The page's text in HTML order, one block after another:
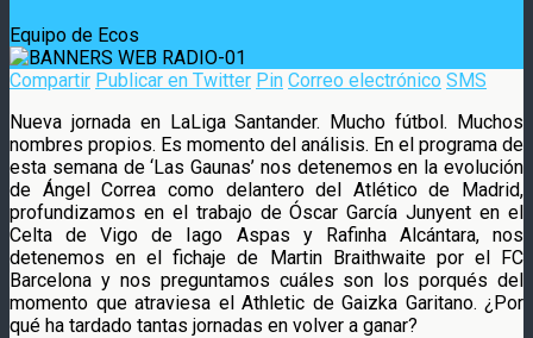
Equipo de Ecos
Compartir Publicar en Twitter Pin Correo electrónico SMS
Nueva jornada en LaLiga Santander. Mucho fútbol. Muchos
nombres propios. Es momento del análisis. En el programa de
esta semana de ‘Las Gaunas’ nos detenemos en la evolución
de Ángel Correa como delantero del Atlético de Madrid,
profundizamos enel trabajo de Óscar García Junyent en el
Celta de Vigo de Iago Aspas y Rafinha Alcántara, nos
detenemos en el fichaje de Martin Braithwaite por el FC
Barcelona y nos preguntamos cuáles son los porqués del
momento que atraviesa el Athletic de Gaizka Garitano. ¿Por
qué ha tardado tantas jornadas en volver a ganar?